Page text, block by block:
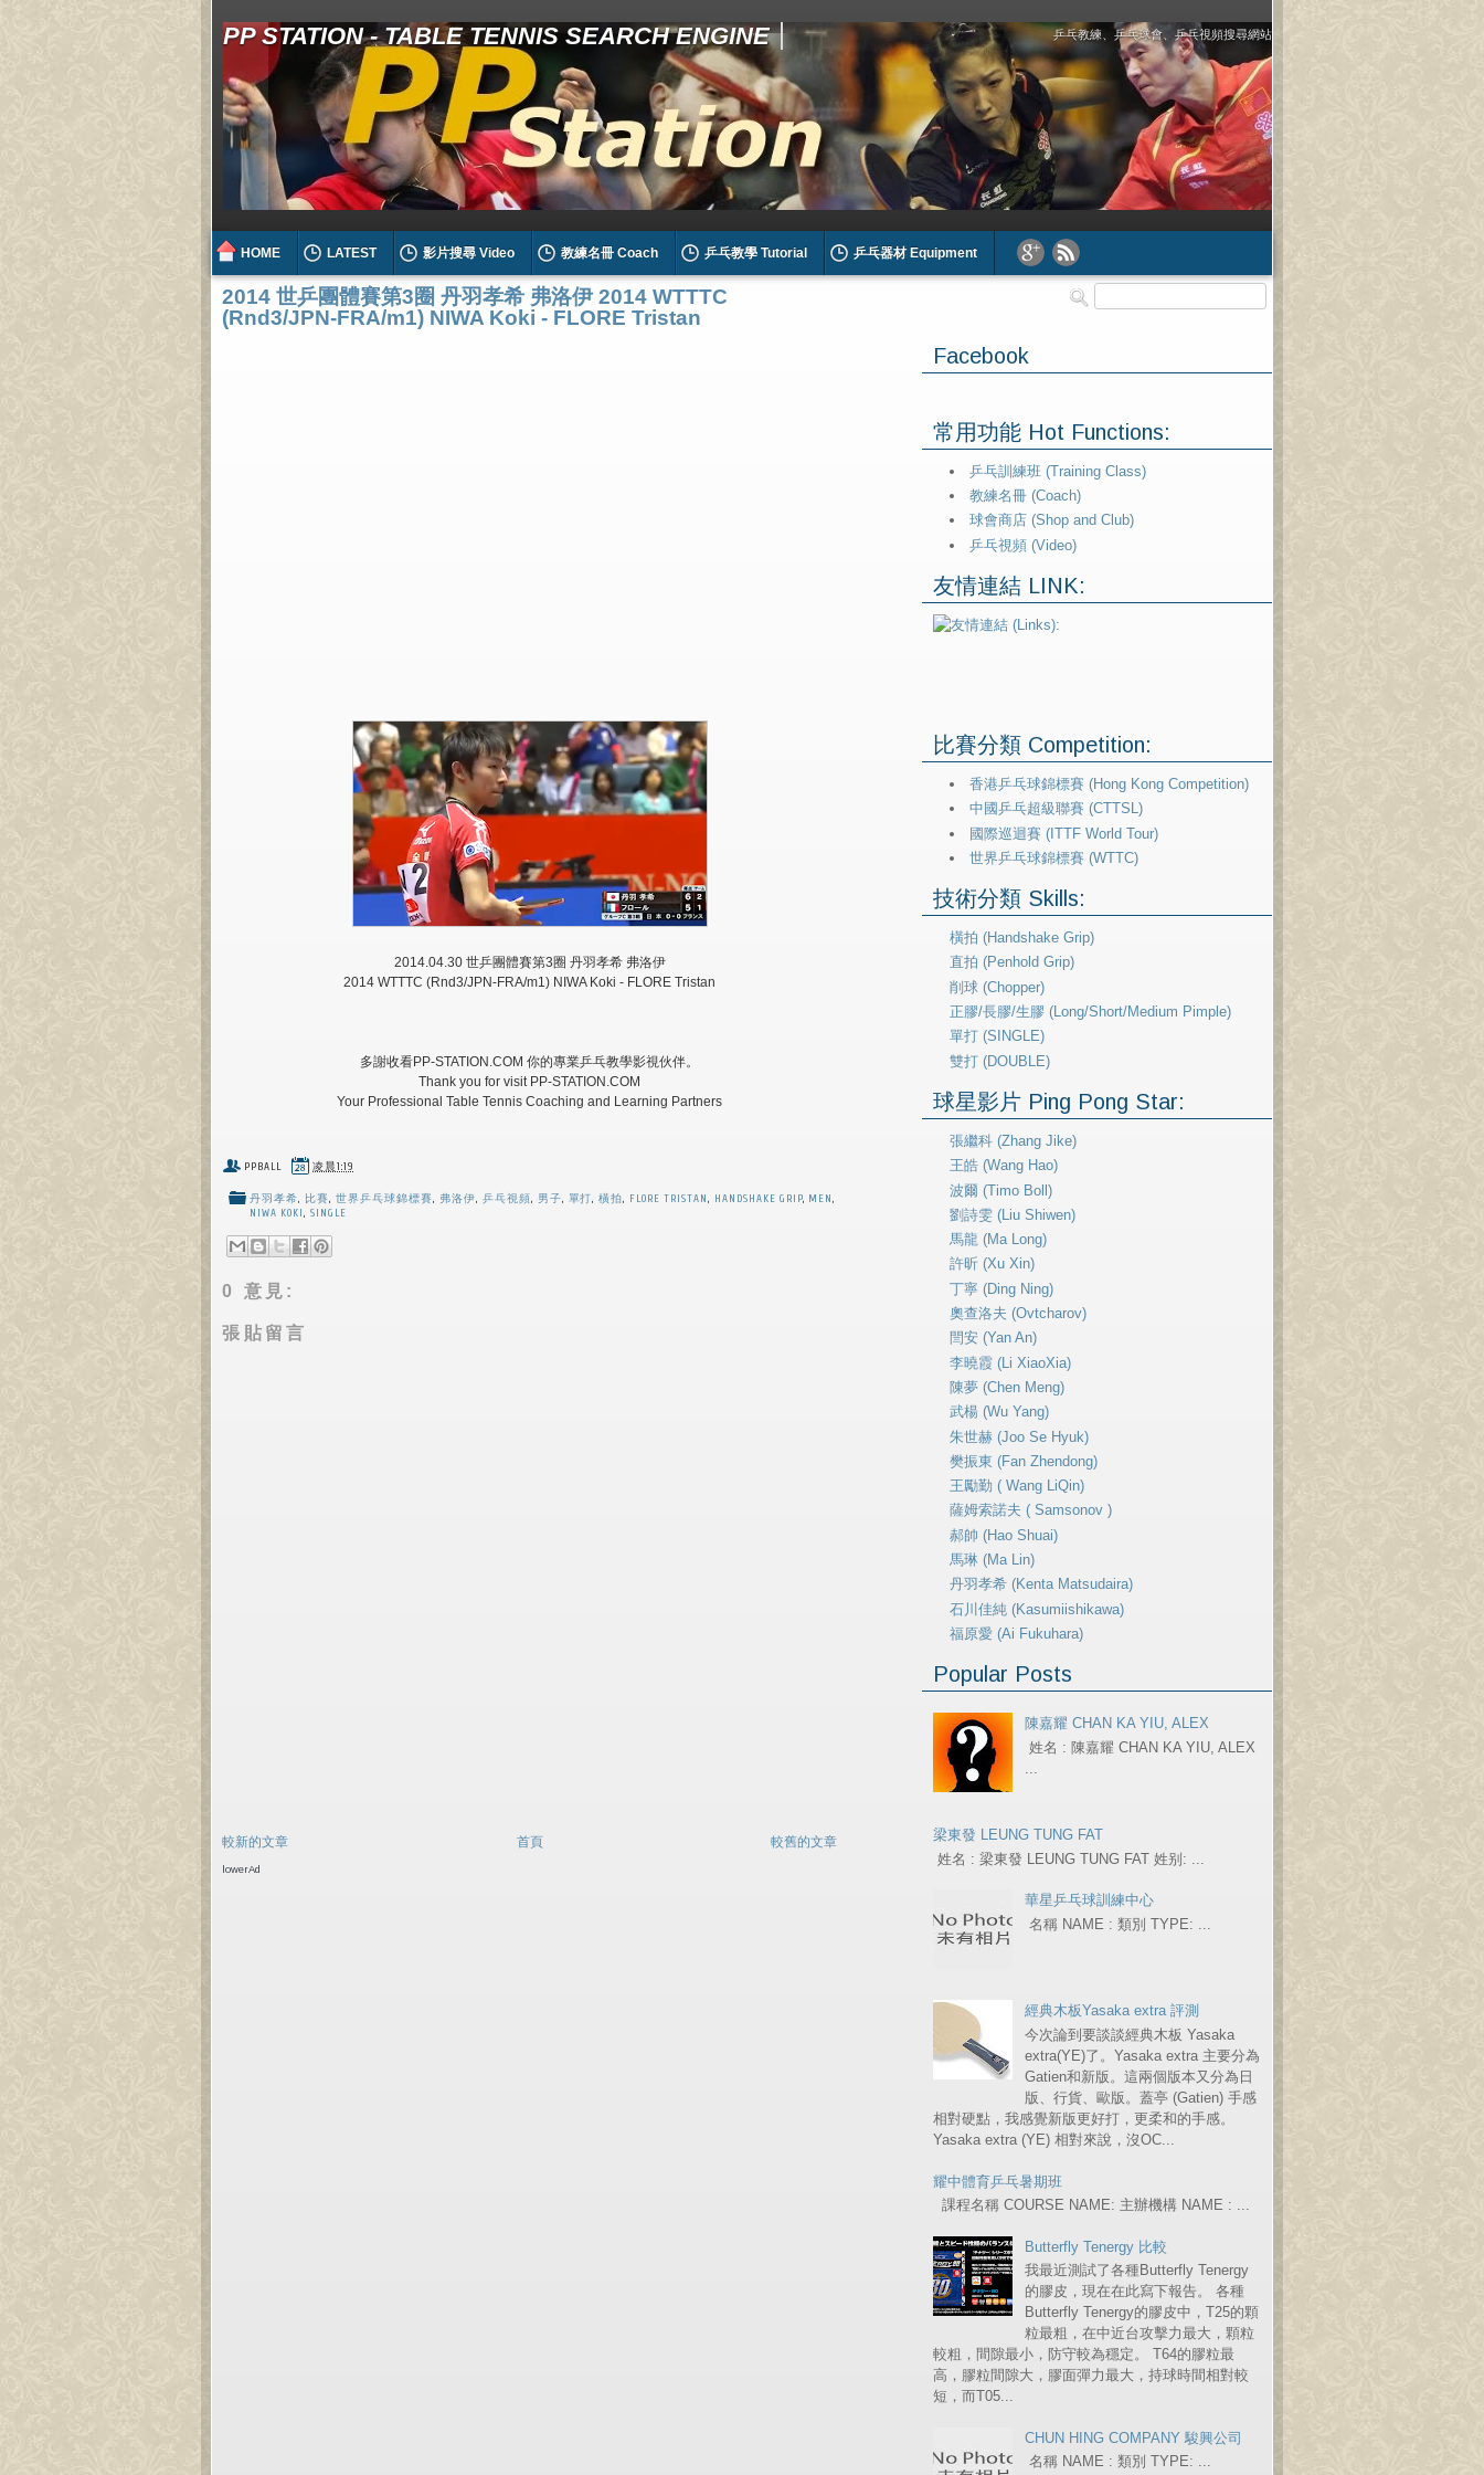
PP STATION - TABLE TENNIS SEARCH ENGINE 乒乓教練、乒乓球會、乒乓視頻搜尋網站
HOME LATEST 影片搜尋 Video 教練名冊 Coach 乒乓教學 Tutorial 乒乓器材 Equipment
2014 世乒團體賽第3圈 丹羽孝希 弗洛伊 2014 WTTTC
(Rnd3/JPN-FRA/m1) NIWA Koki - FLORE Tristan
2014.04.30 世乒團體賽第3圈 丹羽孝希 弗洛伊
2014 WTTTC (Rnd3/JPN-FRA/m1) NIWA Koki - FLORE Tristan
多謝收看PP-STATION.COM 你的專業乒乓教學影視伙伴。
Thank you for visit PP-STATION.COM
Your Professional Table Tennis Coaching and Learning Partners
PPBALL 凌晨1:19
丹羽孝希, 比賽,世界乒乓球錦標賽, 弗洛伊, 乒乓視頻, 男子, 單打,橫拍, FLORE TRISTAN, HANDSHAKE GRIP, MEN,
NIWA KOKI,SINGLE
0 意見:
張貼留言
較新的文章 較舊的文章
首頁
lowerAd
Facebook
常用功能 Hot Functions:
乒乓訓練班 (Training Class)
教練名冊 (Coach)
球會商店 (Shop and Club)
乒乓視頻 (Video)
友情連結 LINK:
比賽分類 Competition:
香港乒乓球錦標賽 (Hong Kong Competition)
中國乒乓超級聯賽 (CTTSL)
國際巡迴賽 (ITTF World Tour)
世界乒乓球錦標賽 (WTTC)
技術分類 Skills:
橫拍 (Handshake Grip)
直拍 (Penhold Grip)
削球 (Chopper)
正膠/長膠/生膠 (Long/Short/Medium Pimple)
單打 (SINGLE)
雙打 (DOUBLE)
球星影片 Ping Pong Star:
張繼科 (Zhang Jike)
王皓 (Wang Hao)
波爾 (Timo Boll)
劉詩雯 (Liu Shiwen)
馬龍 (Ma Long)
許昕 (Xu Xin)
丁寧 (Ding Ning)
奧查洛夫 (Ovtcharov)
閆安 (Yan An)
李曉霞 (Li XiaoXia)
陳夢 (Chen Meng)
武楊 (Wu Yang)
朱世赫 (Joo Se Hyuk)
樊振東 (Fan Zhendong)
王勵勤 ( Wang LiQin)
薩姆索諾夫 ( Samsonov )
郝帥 (Hao Shuai)
馬琳 (Ma Lin)
丹羽孝希 (Kenta Matsudaira)
石川佳純 (Kasumiishikawa)
福原愛 (Ai Fukuhara)
Popular Posts
陳嘉耀 CHAN KA YIU, ALEX
姓名 : 陳嘉耀 CHAN KA YIU, ALEX
...
梁東發 LEUNG TUNG FAT
姓名 : 梁東發 LEUNG TUNG FAT 姓别: ...
華星乒乓球訓練中心
名稱 NAME : 類別 TYPE: ...
經典木板Yasaka extra 評測
今次論到要談談經典木板 Yasaka
extra(YE)了。Yasaka extra 主要分為
Gatien和新版。這兩個版本又分為日
版、行貨、歐版。蓋亭 (Gatien) 手感
相對硬點，我感覺新版更好打，更柔和的手感。
Yasaka extra (YE) 相對來說，沒OC...
耀中體育乒乓暑期班
課程名稱 COURSE NAME: 主辦機構 NAME : ...
Butterfly Tenergy 比較
我最近測試了各種Butterfly Tenergy
的膠皮，現在在此寫下報告。 各種
Butterfly Tenergy的膠皮中，T25的顆
粒最粗，在中近台攻擊力最大，顆粒
較粗，間隙最小，防守較為穩定。 T64的膠粒最
高，膠粒間隙大，膠面彈力最大，持球時間相對較
短，而T05...
CHUN HING COMPANY 駿興公司
名稱 NAME : 類別 TYPE: ...